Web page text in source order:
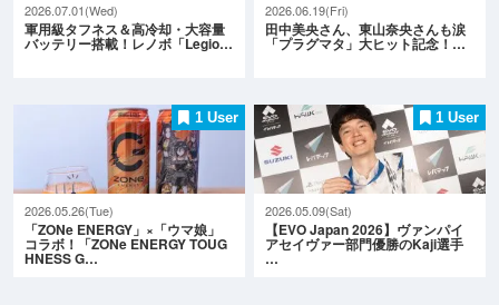
2026.07.01(Wed)
軍用級タフネス＆高冷却・大容量
バッテリー搭載！レノボ「Legio…
2026.06.19(Fri)
田中美央さん、東山奈央さんも涙
「プラグマタ」大ヒット記念！…
1 User
2026.05.26(Tue)
「ZONe ENERGY」×「ウマ娘」
コラボ！「ZONe ENERGY TOUG
HNESS G…
1 User
2026.05.09(Sat)
【EVO Japan 2026】ヴァンパイ
アセイヴァー部門優勝のKaji選手
…